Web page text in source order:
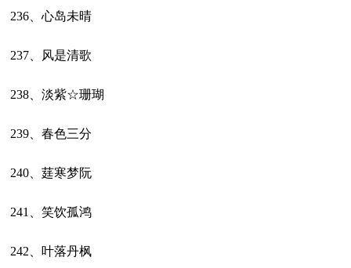
236、心岛未晴
237、风是清歌
238、淡紫☆珊瑚
239、春色三分
240、莛寒梦阮
241、笑饮孤鸿
242、叶落丹枫